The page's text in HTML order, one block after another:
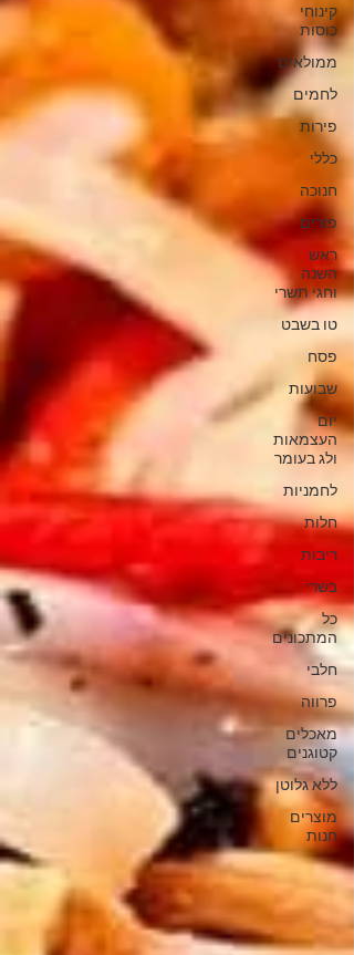
קינוחי
כוסות
ממולאים
לחמים
פירות
כללי
חנוכה
פורים
ראש
השנה
וחגי תשרי
טו בשבט
פסח
שבועות
יום
העצמאות
ולג בעומר
לחמניות
חלות
ריבות
בשרי
כל
המתכונים
חלבי
פרווה
מאכלים
קטוגנים
ללא גלוטן
מוצרים
חנות